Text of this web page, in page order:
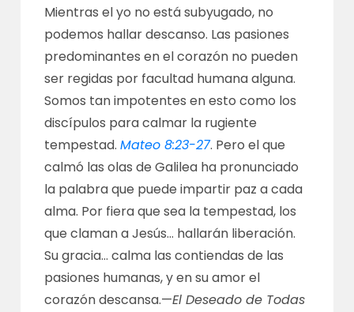
Mientras el yo no está subyugado, no
podemos hallar descanso. Las pasiones
predominantes en el corazón no pueden
ser regidas por facultad humana alguna.
Somos tan impotentes en esto como los
discípulos para calmar la rugiente
tempestad.Mateo 8:23-27. Pero el que
calmó las olas de Galilea ha pronunciado
la palabra que puede impartir paz a cada
alma. Por fiera que sea la tempestad, los
que claman a Jesús… hallarán liberación.
Su gracia… calma las contiendas de las
pasiones humanas, y en su amor el
corazón descansa.—El Deseado de Todas